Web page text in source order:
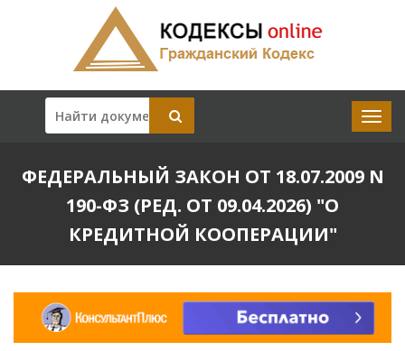
ФЕДЕРАЛЬНЫЙ ЗАКОН ОТ 18.07.2009 N
190-ФЗ (РЕД. ОТ 09.04.2026) "О
КРЕДИТНОЙ КООПЕРАЦИИ"